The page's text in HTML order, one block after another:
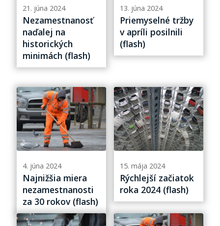
21. júna 2024
Nezamestnanosť
naďalej na
historických
minimách (flash)
13. júna 2024
Priemyselné tržby
v apríli posilnili
(flash)
4. júna 2024
Najnižšia miera
nezamestnanosti
za 30 rokov (flash)
15. mája 2024
Rýchlejší začiatok
roka 2024 (flash)